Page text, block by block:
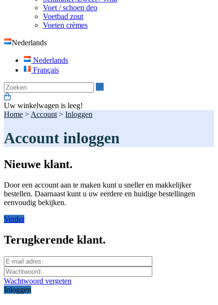
Voet / schoen deo
Voetbad zout
Voeten crèmes
Nederlands
Nederlands
Français
Uw winkelwagen is leeg!
Home > Account > Inloggen
Account inloggen
Nieuwe klant.
Door een account aan te maken kunt u sneller en makkelijker
bestellen. Daarnaast kunt u uw eerdere en huidige bestellingen
eenvoudig bekijken.
Verder
Terugkerende klant.
Wachtwoord vergeten
Inloggen